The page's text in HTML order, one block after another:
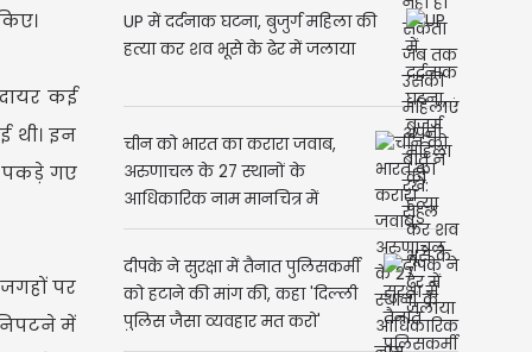
कई
थी। इन
पकड़े गए
पर
में
UP में दर्दनाक घटना, बुजुर्ग महिला की
हत्या कर शव भूसे के ढेर में जलाया
चीन को भारत का करारा जवाब,
अरुणाचल के 27 स्थानों के
आधिकारिक नाम मानचित्र में
शामिल
दीपके ने सुरक्षा में तैनात पुलिसकर्मी
को हटाने की मांग की, कहा 'दिल्ली
पुलिस जैसा व्यवहार मत करो'